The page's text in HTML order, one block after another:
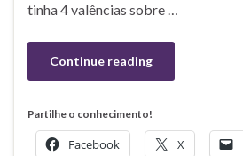
tinha 4 valências sobre …
Continue reading
Partilhe o conhecimento!
Facebook X